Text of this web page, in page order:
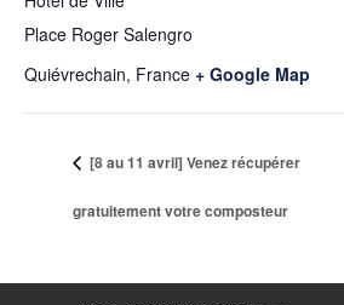
Place Roger Salengro
Quiévrechain, France + Google Map
[8 au 11 avril] Venez récupérer
gratuitement votre composteur